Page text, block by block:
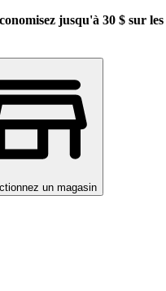
jusqu'à 30 $ sur
un magasin